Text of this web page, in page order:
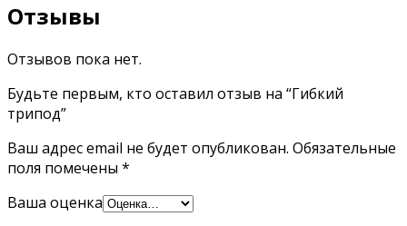
Отзывы
Отзывов пока нет.
Будьте первым, кто оставил отзыв на “Гибкий
трипод”
Ваш адрес email не будет опубликован. Обязательные
поля помечены *
Ваша оценка